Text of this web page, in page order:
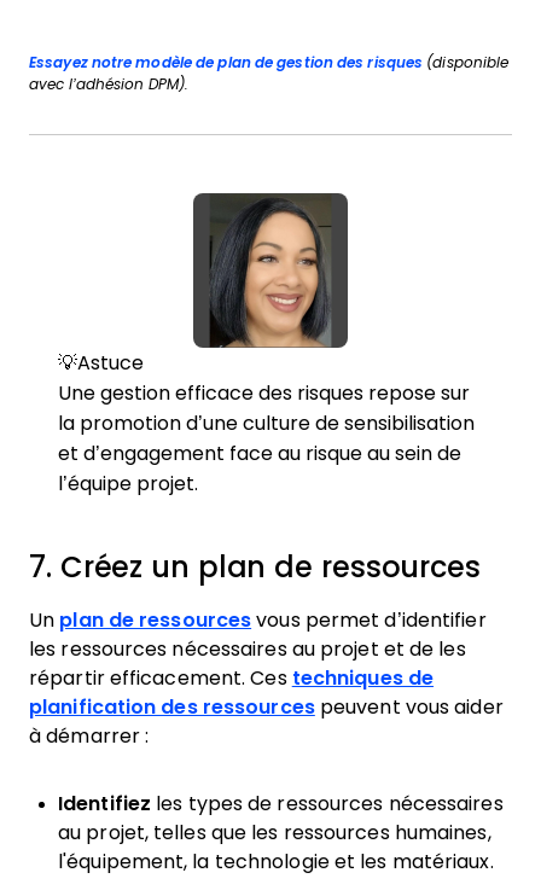
Essayez notre modèle de plan de gestion des risques (disponible
avec l’adhésion DPM).
💡Astuce
Une gestion efficace des risques repose sur
la promotion d’une culture de sensibilisation
et d’engagement face au risque au sein de
l’équipe projet.
7. Créez un plan de ressources
Un plan de ressources vous permet d’identifier
les ressources nécessaires au projet et de les
répartir efficacement. Ces techniques de
planification des ressourcespeuvent vous aider
à démarrer :
Identifiez les types de ressources nécessaires
au projet, telles que les ressources humaines,
l'équipement, la technologie et les matériaux.